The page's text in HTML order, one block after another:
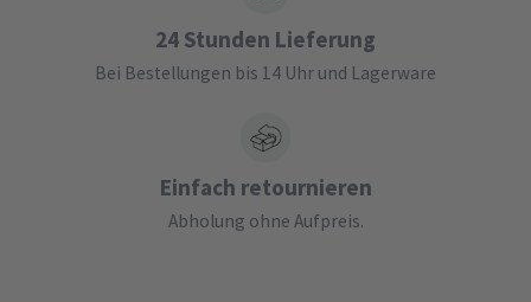
24 Stunden Lieferung
Bei Bestellungen bis 14 Uhr und Lagerware
Einfach retournieren
Abholung ohne Aufpreis.